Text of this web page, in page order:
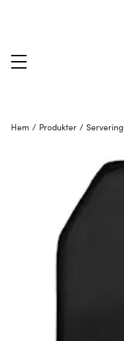
Hem / Produkter / Servering